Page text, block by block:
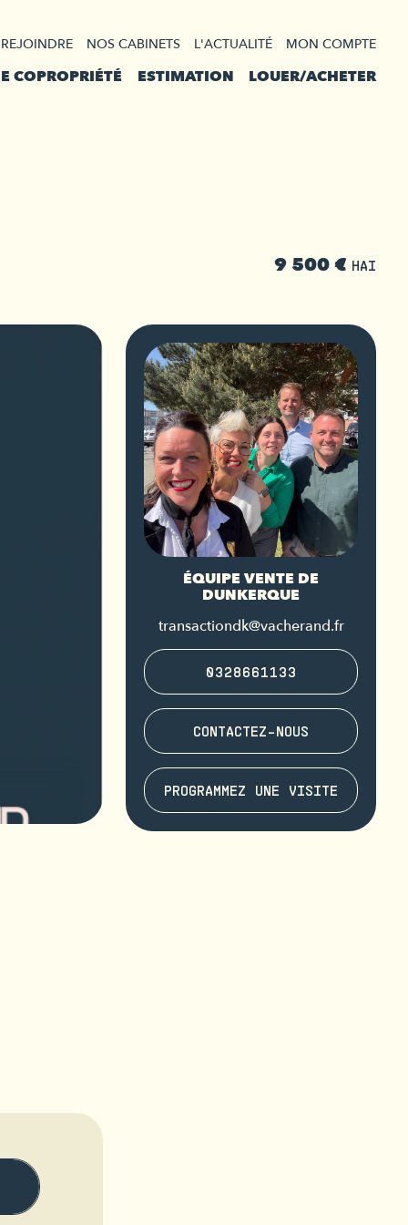
NOS CABINETS L'ACTUALITÉ MON COMPTE
COPROPRIÉTÉ ESTIMATION LOUER/ACHETER
9 500 € HAI
ÉQUIPE VENTE DE
DUNKERQUE
transactiondk@vacherand.fr
0328661133
CONTACTEZ-NOUS
PROGRAMMEZ UNE VISITE